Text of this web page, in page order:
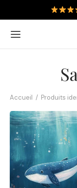
Accueil / Produits
Retour